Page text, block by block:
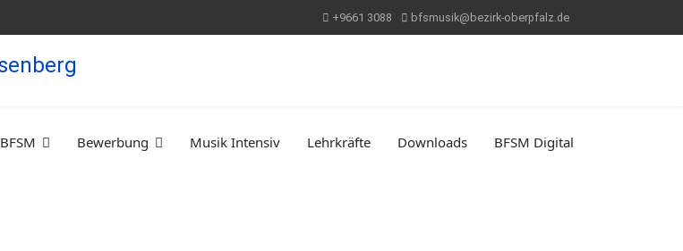
+9661 3088 bfsmusik@bezirk-oberpfalz.de
BFSM Bewerbung Musik Intensiv Lehrkräfte Downloads BFSM Digital